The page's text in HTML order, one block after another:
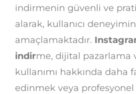
indirmenin güvenli ve
alarak, kullanıcı
amaçlamaktadır.
indirme, dijital pazarlama
kullanımı hakkında daha
edinmek veya